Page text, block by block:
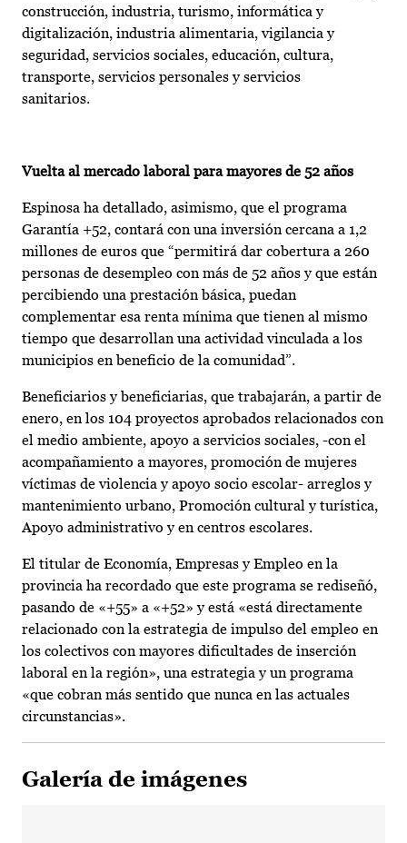
construcción, industria, turismo, informática y
digitalización, industria alimentaria, vigilancia y
seguridad, servicios sociales, educación, cultura,
transporte, servicios personales y servicios
sanitarios.
Vuelta al mercado laboral para mayores de 52 años
Espinosa ha detallado, asimismo, que el programa
Garantía +52, contará con una inversión cercana a 1,2
millones de euros que “permitirá dar cobertura a 260
personas de desempleo con más de 52 años y que están
percibiendo una prestación básica, puedan
complementar esa renta mínima que tienen al mismo
tiempo que desarrollan una actividad vinculada a los
municipios en beneficio de la comunidad”.
Beneficiarios y beneficiarias, que trabajarán, a partir de
enero, en los 104 proyectos aprobados relacionados con
el medio ambiente, apoyo a servicios sociales, -con el
acompañamiento a mayores, promoción de mujeres
víctimas de violencia y apoyo socio escolar- arreglos y
mantenimiento urbano, Promoción cultural y turística,
Apoyo administrativo y en centros escolares.
El titular de Economía, Empresas y Empleo en la
provincia ha recordado que este programa se rediseñó,
pasando de «+55» a «+52» y está «está directamente
relacionado con la estrategia de impulso del empleo en
los colectivos con mayores dificultades de inserción
laboral en la región», una estrategia y un programa
«que cobran más sentido que nunca en las actuales
circunstancias».
Galería de imágenes